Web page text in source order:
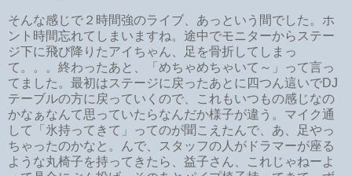
そんな感じで２時間強のライブ、あっという間でした。ホ
ント時間忘れてしまいますね。途中でモニターからステー
ジ下に飛び降りたアイちゃん、足を骨折してしまっ
て。。。終わったあと、「めちゃめちゃいて～」って言っ
てました。最初はステージに戻ったあとに四つん這いでDJ
テーブルの方に戻っていくので、これもいつもの感じなの
かなぁなんて思っていたらなんだか様子が違う。マイク通
して「氷持ってきて」ってのが聞こえたんで、あ、足やっ
ちゃったのかなと。んで、スタッフの人がドラマーが座る
ような丸椅子を持ってきたら、益子さん、これじゃねーよ